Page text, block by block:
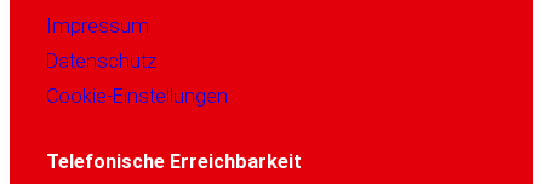
Impressum
Datenschutz
Cookie-Einstellungen
Telefonische Erreichbarkeit